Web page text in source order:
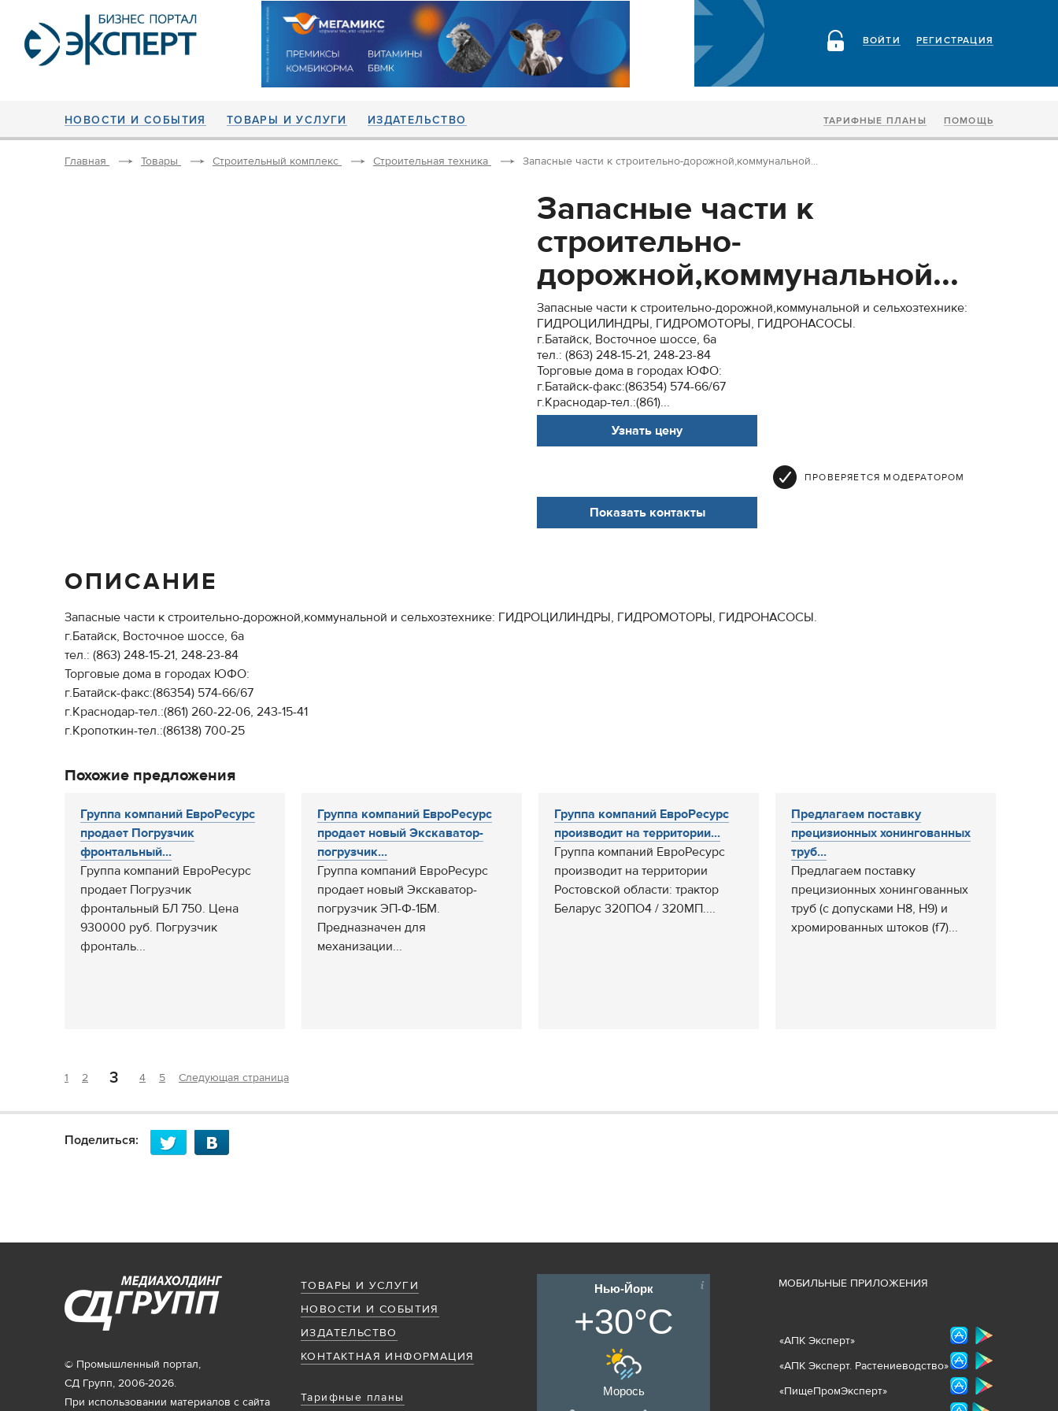
РЕГИСТРАЦИЯ
ВОЙТИ
НОВОСТИ И СОБЫТИЯ ТОВАРЫ И УСЛУГИ ИЗДАТЕЛЬСТВО ТАРИФНЫЕ ПЛАНЫ ПОМОЩЬ
Главная Товары Строительный комплекс Строительная техника Запасные части к строительно-дорожной,коммунальной...
Запасные части к
строительно-
дорожной,коммунальной...
Запасные части к строительно-дорожной,коммунальной и сельхозтехнике:
ГИДРОЦИЛИНДРЫ, ГИДРОМОТОРЫ, ГИДРОНАСОСЫ.
г.Батайск, Восточное шоссе, 6а
тел.: (863) 248-15-21, 248-23-84
Торговые дома в городах ЮФО:
г.Батайск-факс:(86354) 574-66/67
г.Краснодар-тел.:(861)...
Узнать цену
ПРОВЕРЯЕТСЯ МОДЕРАТОРОМ
Показать контакты
ОПИСАНИЕ
Запасные части к строительно-дорожной,коммунальной и сельхозтехнике: ГИДРОЦИЛИНДРЫ, ГИДРОМОТОРЫ, ГИДРОНАСОСЫ.
г.Батайск, Восточное шоссе, 6а
тел.: (863) 248-15-21, 248-23-84
Торговые дома в городах ЮФО:
г.Батайск-факс:(86354) 574-66/67
г.Краснодар-тел.:(861) 260-22-06, 243-15-41
г.Кропоткин-тел.:(86138) 700-25
Похожие предложения
Группа компаний ЕвроРесурс
продает Погрузчик
фронтальный...
Группа компаний ЕвроРесурс
продает Погрузчик
фронтальный БЛ 750. Цена
930000 руб. Погрузчик
фронталь...
Группа компаний ЕвроРесурс
продает новый Экскаватор-
погрузчик...
Группа компаний ЕвроРесурс
продает новый Экскаватор-
погрузчик ЭП-Ф-1БМ.
Предназначен для
механизации...
Группа компаний ЕвроРесурс
производит на территории...
Группа компаний ЕвроРесурс
производит на территории
Ростовской области: трактор
Беларус 320ПО4 / 320МП....
Предлагаем поставку
прецизионных хонингованных
труб...
Предлагаем поставку
прецизионных хонингованных
труб (с допусками H8, H9) и
хромированных штоков (f7)...
1 2 3 4 5 Следующая страница
Поделиться:
ТОВАРЫ И УСЛУГИ
НОВОСТИ И СОБЫТИЯ
ИЗДАТЕЛЬСТВО
КОНТАКТНАЯ ИНФОРМАЦИЯ
Тарифные планы
© Промышленный портал,
СД Групп, 2006-2026.
При использовании материалов с сайта
Нью-Йорк
+30°C
Морось
МОБИЛЬНЫЕ ПРИЛОЖЕНИЯ
«АПК Эксперт»
«АПК Эксперт. Растениеводство»
«ПищеПромЭксперт»